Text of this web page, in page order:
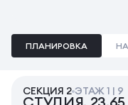
ПЛАНИРОВКА
СЕКЦИЯ 2 ЭТАЖ 1 | 9